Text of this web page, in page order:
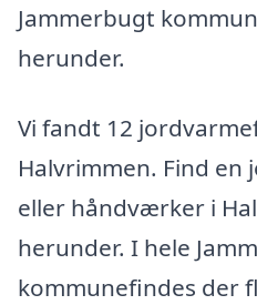
Jammerbugt
herunder.
Vi fandt 12
Halvrimmen. Find en
eller håndværker i
herunder. I hele
kommunefindes der